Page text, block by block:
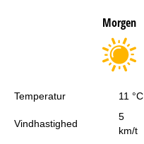
Morgen
Temperatur 11 °C
Vindhastighed
5
km/t